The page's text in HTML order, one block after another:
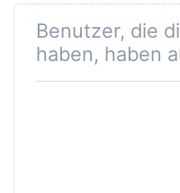
Benutzer, die
haben, haben